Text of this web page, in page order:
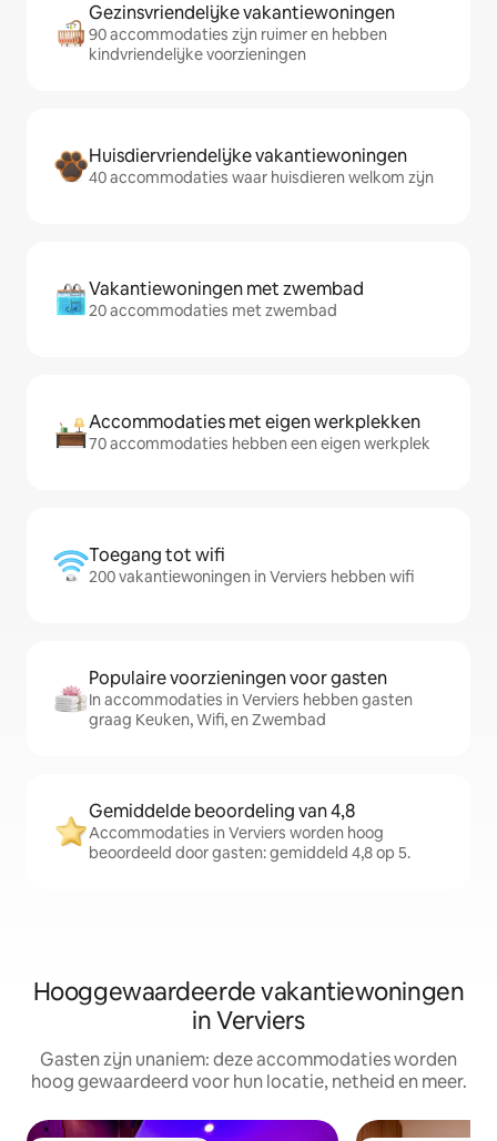
Gezinsvriendelijke vakantiewoningen
90 accommodaties zijn ruimer en hebben
kindvriendelijke voorzieningen
Huisdiervriendelijke vakantiewoningen
40 accommodaties waar huisdieren welkom zijn
Vakantiewoningen met zwembad
20 accommodaties met zwembad
Accommodaties met eigen werkplekken
70 accommodaties hebben een eigen werkplek
Toegang tot wifi
200 vakantiewoningen in Verviers hebben wifi
Populaire voorzieningen voor gasten
In accommodaties in Verviers hebben gasten
graag Keuken, Wifi, en Zwembad
Gemiddelde beoordeling van 4,8
Accommodaties in Verviers worden hoog
beoordeeld door gasten: gemiddeld 4,8 op 5.
Hooggewaardeerde vakantiewoningen
in Verviers
Gasten zijn unaniem: deze accommodaties worden
hoog gewaardeerd voor hun locatie, netheid en meer.